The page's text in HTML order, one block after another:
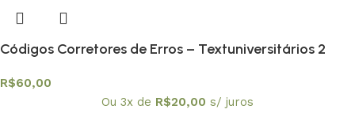
Códigos Corretores de Erros – Textuniversitários 2
R$60,00
Ou 3x de R$20,00 s/ juros